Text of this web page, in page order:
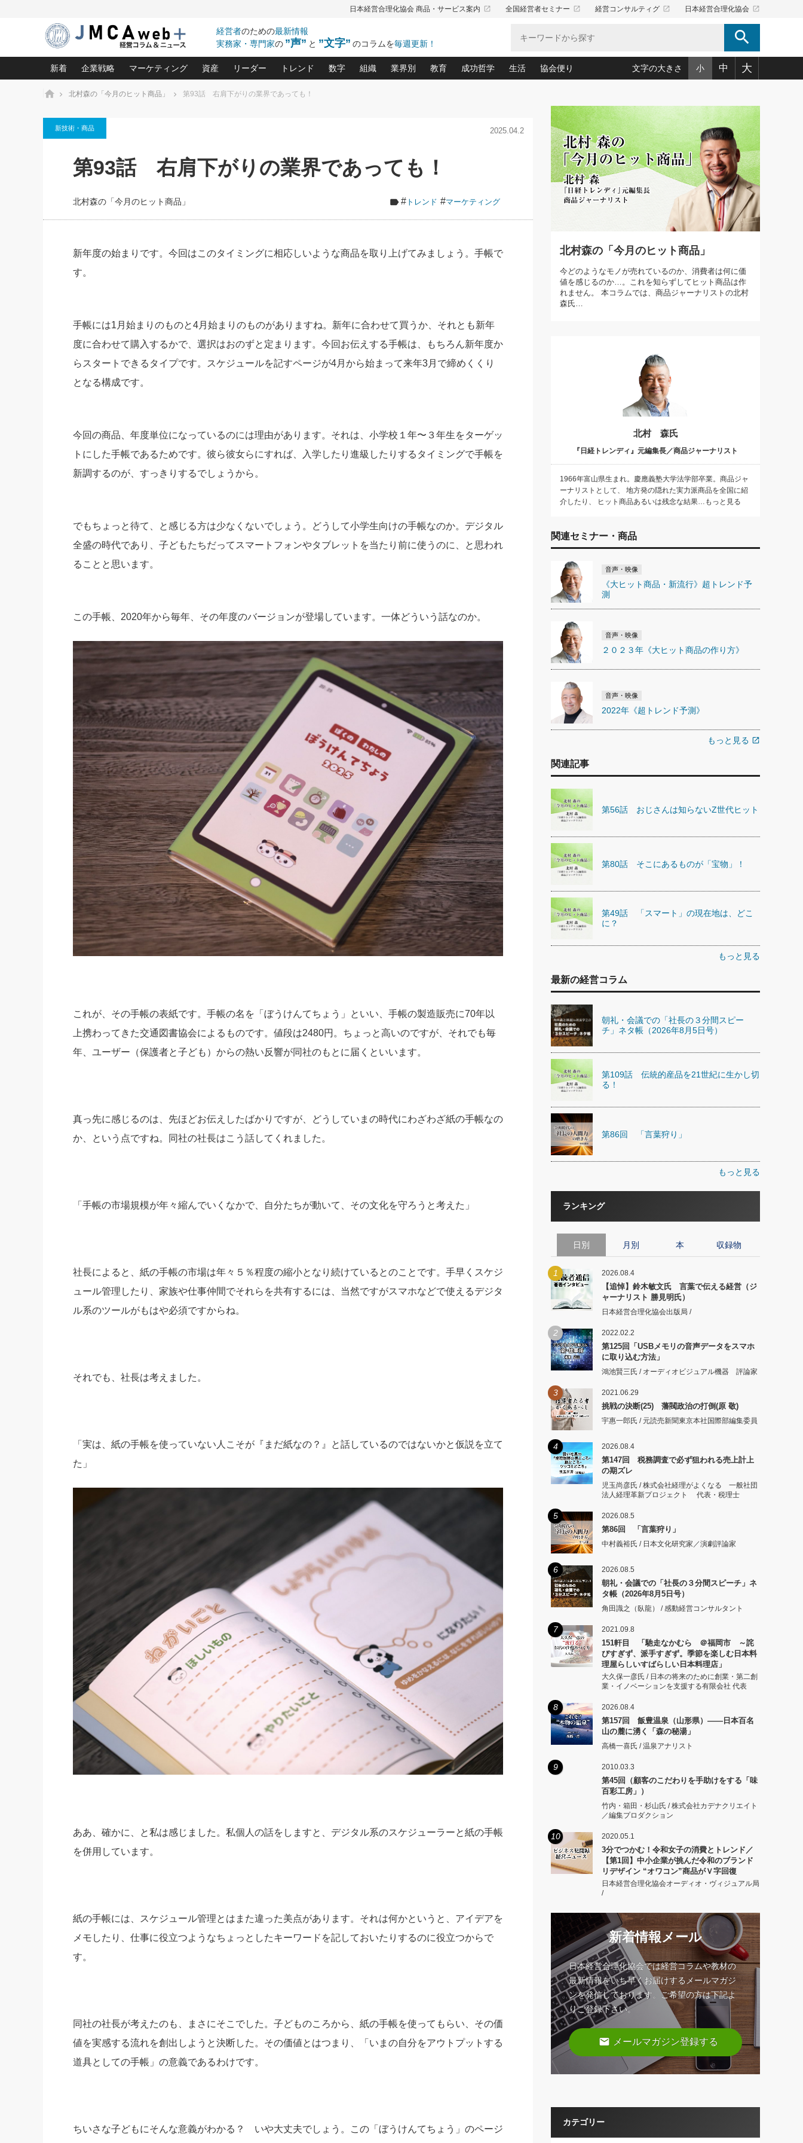
日本経営合理化協会 商品・サービス案内 launch 全国経営者セミナー launch 経営コンサルティグ launch 日本経営合理化協会 launch
経営者のための最新情報
実務家・専門家の ”声” と ”文字” のコラムを毎週更新！ search
新着
2026.08.5 2026.08.5 2026.08.5 2026.08.4
【追悼】鈴木敏文氏 言葉で伝
える経営（ジャーナリスト 勝
もっとみる
企業戦略
中小企業の「１位づくり」戦略(96)
利益を最大化する「業務改善」横田尚哉氏(5)
強い会社を築く ビジネス・クリニック(240)
日本レーザー「人を大切にしながら利益を上げる経営」の極意
武器としてのM&A入門(3)
継続経営 百話百行(85)
マーケティング
ロングセラーの玉手箱(9)
は(5)
最高の自分を表現する 成功イメージ戦略(77)
資産
中国経済の最新動向(204)
事業承継の前に、決めておきたい、知っておきたい、やってお
リーダー
ピョートル・F・グジバチの『経営戦略の新常識』(12)
朝礼・会議での「社長の３分間スピーチ」ネタ帳(159)
次もあなたにお願いしたいと思われる「一流の仕事術」(28)
トレンド
北村森の「今月のヒット商品」(109)
数字
おカネが残る決算書にするために、やっておきたいこと(34)
会社を守り抜くための緊急対策(100)
強い決算書の会社はココが違う！(36)
損益分岐点を下げる、Ｐ／Ｌ不況時代の新戦略(12)
賢い社長の「経理財務の見どころ・勘どころ・ツッコミどこ
組織
職場の生産性を下げるハラスメントの予防策(10)
賃金決定の定石(68)
顧客・社員・社会から支持される「ウェルビーイング経営入
門」(23)
業界別
大久保一彦の“流行る”お店の仕組みづくり(210)
柿内幸夫─社長のための現場改善(174)
教育
あなただからお願いしたいと思われる 気配りの達人(127)
クレーム対応 実践マニュアル(92)
クレーム対応の新知識と新常識(57)
デキル社員に育てる！ 社員教育の決め手(203)
欧米資産家に学ぶ二世教育(100)
成功哲学
中国哲学に学ぶ 不況は会社守成の好機(38)
令和時代の「社長の人間力の磨き方」(86)
先人の名句名言の教え 東洋思想に学ぶ経営学(132)
渡部昇一の「日本の指導者たち」(32)
経営に活かす“十八史略”(30)
生活
おのころ心平の ──社長のための「か・ら・だマネジメント」
(50)
デジタルＡＶを味方に！新・仕事術(180)
リーダー脳の鍛え方(32)
ワインを楽しむ基礎レッスン(12)
社長の「氣」(30)
米国スポーツ・ビジネスに学ぶ心理学(98)
高橋一喜の『これぞ！"本物の温泉"』(157)
協会便り
「愛読者通信」著者インタビュー(44)
ビジネス見聞録 経営ニュース(100)
作間信司の経営無形庵(けいえいむぎょうあん)(166)
経営セミナー情報局(1)
繁栄への着眼点 牟田太陽(76)
講話を聞いて学ぼう 実学・耳学・磨く「ミミガク」のすすめ
文字の大きさ 小 中 大
ホーム 北村森の「今月のヒット商品」 第93話 右肩下がりの業界であっても！
新技術・商品 2025.04.2
第93話 右肩下がりの業界であっても！
北村森の「今月のヒット商品」 # トレンド #マーケティング
新年度の始まりです。今回はこのタイミングに相応しいような商品を取り上げてみましょう。手帳で
す。
手帳には1月始まりのものと4月始まりのものがありますね。新年に合わせて買うか、それとも新年
度に合わせて購入するかで、選択はおのずと定まります。今回お伝えする手帳は、もちろん新年度か
らスタートできるタイプです。スケジュールを記すページが4月から始まって来年3月で締めくくり
となる構成です。
今回の商品、年度単位になっているのには理由があります。それは、小学校１年〜３年生をターゲッ
トにした手帳であるためです。彼ら彼女らにすれば、入学したり進級したりするタイミングで手帳を
新調するのが、すっきりするでしょうから。
でもちょっと待て、と感じる方は少なくないでしょう。どうして小学生向けの手帳なのか。デジタル
全盛の時代であり、子どもたちだってスマートフォンやタブレットを当たり前に使うのに、と思われ
ることと思います。
この手帳、2020年から毎年、その年度のバージョンが登場しています。一体どういう話なのか。
これが、その手帳の表紙です。手帳の名を「ぼうけんてちょう」といい、手帳の製造販売に70年以
上携わってきた交通図書協会によるものです。値段は2480円。ちょっと高いのですが、それでも毎
年、ユーザー（保護者と子ども）からの熱い反響が同社のもとに届くといいます。
真っ先に感じるのは、先ほどお伝えしたばかりですが、どうしていまの時代にわざわざ紙の手帳なの
か、という点ですね。同社の社長はこう話してくれました。
「手帳の市場規模が年々縮んでいくなかで、自分たちが動いて、その文化を守ろうと考えた」
社長によると、紙の手帳の市場は年々５％程度の縮小となり続けているとのことです。手早くスケジ
ュール管理したり、家族や仕事仲間でそれらを共有するには、当然ですがスマホなどで使えるデジタ
ル系のツールがもはや必須ですからね。
それでも、社長は考えました。
「実は、紙の手帳を使っていない人こそが『まだ紙なの？』と話しているのではないかと仮説を立て
た」
ああ、確かに、と私は感じました。私個人の話をしますと、デジタル系のスケジューラーと紙の手帳
を併用しています。
紙の手帳には、スケジュール管理とはまた違った美点があります。それは何かというと、アイデアを
メモしたり、仕事に役立つようなちょっとしたキーワードを記しておいたりするのに役立つからで
す。
同社の社長が考えたのも、まさにそこでした。子どものころから、紙の手帳を使ってもらい、その価
値を実感する流れを創出しようと決断した。その価値とはつまり、「いまの自分をアウトプットする
道具としての手帳」の意義であるわけです。
ちいさな子どもにそんな意義がわかる？ いや大丈夫でしょう。この「ぼうけんてちょう」のページ
北村森の「今月のヒット商品」
今どのようなモノが売れているのか、消費者は何に価
値を感じるのか…。これを知らずしてヒット商品は作
れません。 本コラムでは、商品ジャーナリストの北村
森氏…
北村 森氏
『日経トレンディ』元編集長／商品ジャーナリスト
1966年富山県生まれ。慶應義塾大学法学部卒業。商品ジャ
ーナリストとして、 地方発の隠れた実力派商品を全国に紹
介したり、 ヒット商品あるいは残念な結果…もっと見る
関連セミナー・商品
音声・映像
《大ヒット商品・新流行》超トレンド予
測
音声・映像
２０２３年《大ヒット商品の作り方》
音声・映像
2022年《超トレンド予測》
もっと見る open_in_new
関連記事
第56話 おじさんは知らないZ世代ヒット
第80話 そこにあるものが「宝物」！
第49話 「スマート」の現在地は、どこ
に？
もっと見る
最新の経営コラム
朝礼・会議での「社長の３分間スピー
チ」ネタ帳（2026年8月5日号）
第109話 伝統的産品を21世紀に生かし切
る！
第86回 「言葉狩り」
もっと見る
ランキング
日別 月別 本 収録物
1 2026.08.4
【追悼】鈴木敏文氏 言葉で伝える経営（ジ
ャーナリスト 勝見明氏）
日本経営合理化協会出版局 /
2 2022.02.2
第125回「USBメモリの音声データをスマホ
に取り込む方法」
鴻池賢三氏 / オーディオビジュアル機器 評論家
3 2021.06.29
挑戦の決断(25) 藩閥政治の打倒(原 敬)
宇惠一郎氏 / 元読売新聞東京本社国際部編集委員
4 2026.08.4
第147回 税務調査で必ず狙われる売上計上
の期ズレ
児玉尚彦氏 / 株式会社経理がよくなる 一般社団
法人経理革新プロジェクト 代表・税理士
5 2026.08.5
第86回 「言葉狩り」
中村義裕氏 / 日本文化研究家／演劇評論家
6 2026.08.5
朝礼・会議での「社長の３分間スピーチ」ネ
タ帳（2026年8月5日号）
角田識之（臥龍） / 感動経営コンサルタント
7 2021.09.8
151軒目 「馳走なかむら ＠福岡市 ～詫
びすぎず、派手すぎず。季節を楽しむ日本料
理屋らしいすばらしい日本料理店」
大久保一彦氏 / 日本の将来のために創業・第二創
業・イノベーションを支援する有限会社 代表
8 2026.08.4
第157回 飯豊温泉（山形県）――日本百名
山の麓に湧く「森の秘湯」
高橋一喜氏 / 温泉アナリスト
9 2010.03.3
第45回（顧客のこだわりを手助けをする「味
百彩工房」）
竹内・箱田・杉山氏 / 株式会社カデナクリエイト
／編集プロダクション
10 2020.05.1
3分でつかむ！令和女子の消費とトレンド／
【第1回】中小企業が挑んだ令和のブランド
リデザイン “オワコン”商品がＶ字回復
日本経営合理化協会オーディオ・ヴィジュアル局
/
新着情報メール
日本経営合理化協会では経営コラムや教材の
最新情報をいち早くお届けするメールマガジ
ンを発信しております。ご希望の方は下記よ
りご登録下さい。
email メールマガジン登録する
カテゴリー